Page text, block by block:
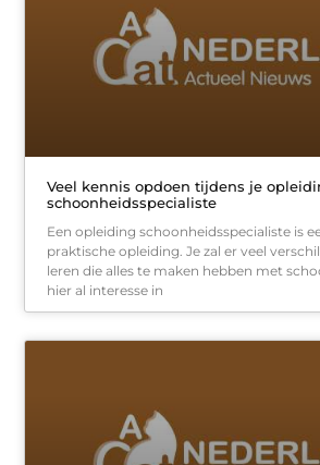
Veel kennis opdoen tijdens je
schoonheidsspecialiste
Een opleiding schoonheidsspecialiste is
praktische opleiding. Je zal er veel
leren die alles te maken hebben met
hier al interesse in